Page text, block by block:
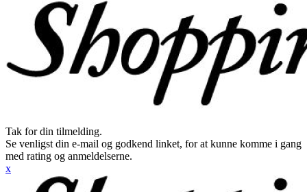
Tak for din tilmelding.
Se venligst din e-mail og godkend linket, for at kunne komme i gang
med rating og anmeldelserne.
x